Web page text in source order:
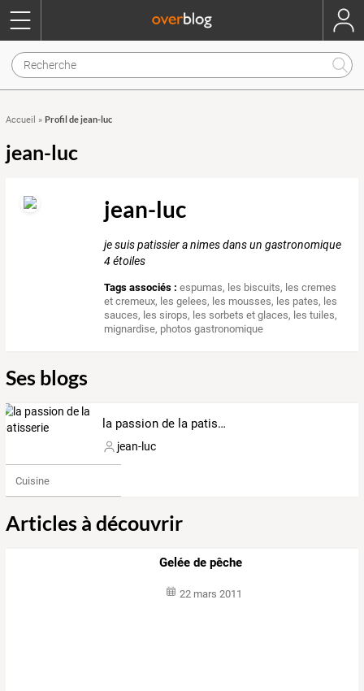
Accueil » Profil de jean-luc
jean-luc
jean-luc
je suis patissier a nimes dans un gastronomique
4 étoiles
Tags associés : espumas, les biscuits, les cremes
et cremeux, les gelees, les mousses, les pates, les
sauces, les sirops, les sorbets et glaces, les tuiles,
mignardise, photos gastronomique
Ses blogs
la passion de la patisserie
jean-luc
Cuisine
Articles à découvrir
Gelée de pêche
22 mars 2011